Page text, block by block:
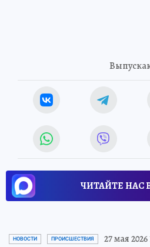
ЧИТАЙТЕ НАС
НОВОСТИ ПРОИСШЕСТВИЯ 27 мая 2026